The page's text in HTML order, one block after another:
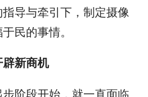
导与牵引下，制定摄像
民的事情。
新商机
阶段开始，就一直面临